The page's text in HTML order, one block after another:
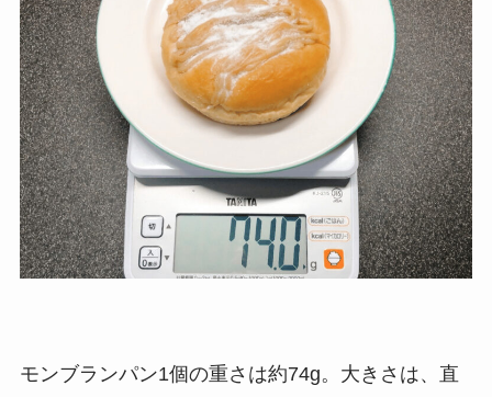
モンブランパン1個の重さは約74g。大きさは、直